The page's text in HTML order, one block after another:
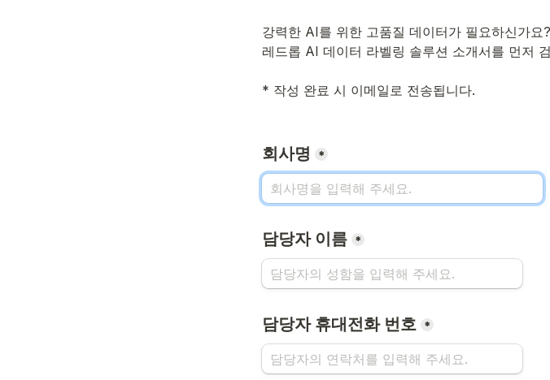
강력한 AI를 위한 고품질 데이터가 필요하신가요?
레드롭 AI 데이터 라벨링 솔루션 소개서를 먼저
회사명 *
담당자 이름 *
담당자 휴대전화 번호 *